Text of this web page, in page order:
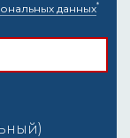
данных*